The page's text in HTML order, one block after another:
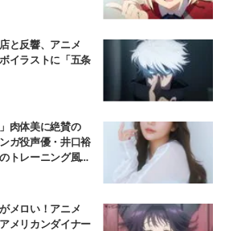
と反響、アニメ
イラストに「五条
肉体美に絶賛の
ガ役声優・井口裕
トレーニング風景
メロい！アニメ
メリカンダイナー